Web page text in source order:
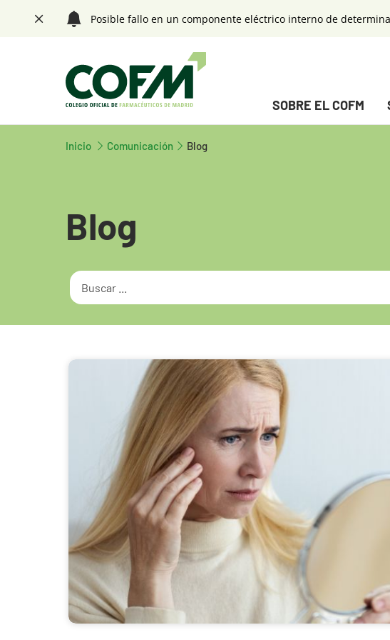
Saltar navegación. Ir directamente al contenido principal
Posible fallo en un componente eléctrico interno de
Menú principalSOBRE EL COFM
Inicio Tecla de acceso 1
Comunicación Blog
Blog